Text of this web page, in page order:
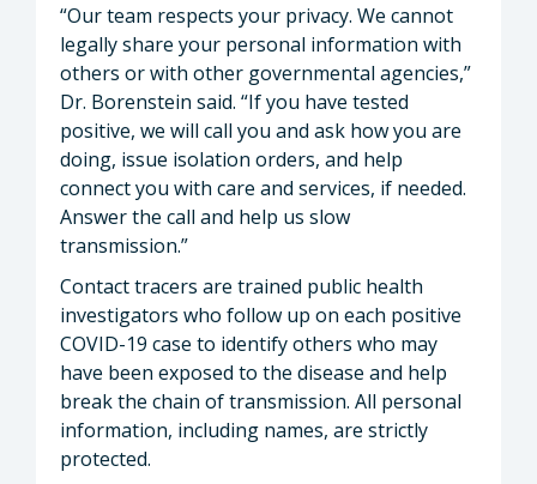
“Our team respects your privacy. We cannot
legally share your personal information with
others or with other governmental agencies,”
Dr. Borenstein said. “If you have tested
positive, we will call you and ask how you are
doing, issue isolation orders, and help
connect you with care and services, if needed.
Answer the call and help us slow
transmission.”
Contact tracers are trained public health
investigators who follow up on each positive
COVID-19 case to identify others who may
have been exposed to the disease and help
break the chain of transmission. All personal
information, including names, are strictly
protected.